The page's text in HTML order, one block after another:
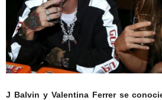
J Balvin y Valentina Ferrer se